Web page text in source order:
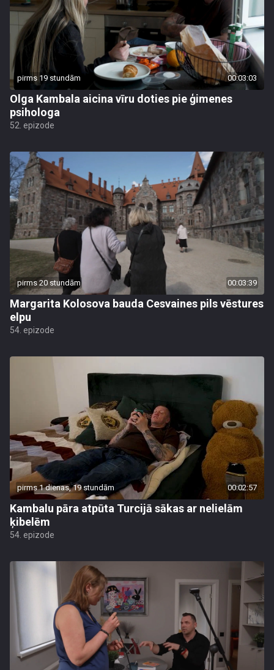
pirms 19 stundām 00:03:03
Olga Kambala aicina vīru doties pie ģimenes
psihologa
52. epizode
pirms 20 stundām 00:03:39
Margarita Kolosova bauda Cesvaines pils vēstures
elpu
54. epizode
pirms 1 dienas, 19 stundām 00:02:57
Kambalu pāra atpūta Turcijā sākas ar nelielām
ķibelēm
54. epizode